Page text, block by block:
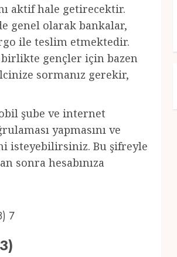
aktif hale getirecektir.
genel olarak bankalar,
ile teslim etmektedir.
gençler için bazen
sormanız gerekir,
şube ve internet
yapmasını ve
isteyebilirsiniz. Bu şifreyle
sonra hesabınıza
7